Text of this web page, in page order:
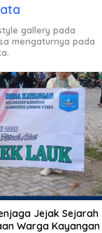
gallery pada
mengaturnya pada
Jejak Sejarah
Warga Kayangan